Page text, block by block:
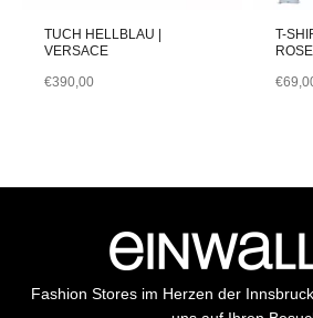
TUCH HELLBLAU |
VERSACE
€390,00
T-
€
Fashion Stores im Herzen der